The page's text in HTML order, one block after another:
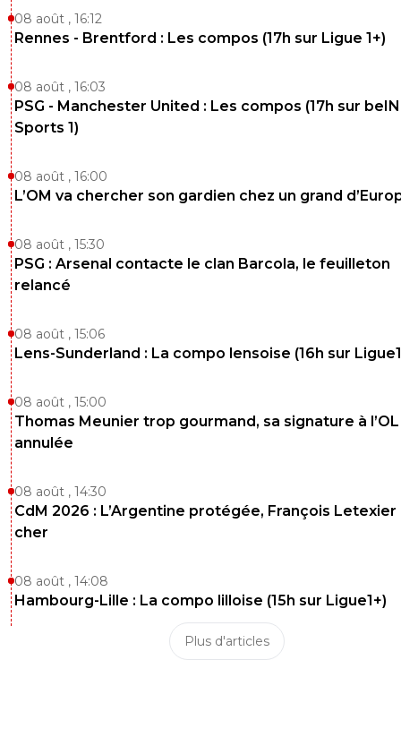
08 août , 16:12
Rennes - Brentford : Les compos (17h sur Ligue 1+)
08 août , 16:03
PSG - Manchester United : Les compos (17h sur beIN
Sports 1)
08 août , 16:00
L’OM va chercher son gardien chez un grand
08 août , 15:30
PSG : Arsenal contacte le clan Barcola, le feuilleton
relancé
08 août , 15:06
Lens-Sunderland : La compo lensoise (16h sur
08 août , 15:00
Thomas Meunier trop gourmand, sa signature à l’OL
annulée
08 août , 14:30
CdM 2026 : L’Argentine protégée, François Letexier
cher
08 août , 14:08
Hambourg-Lille : La compo lilloise (15h sur Ligue1+)
Plus d'articles